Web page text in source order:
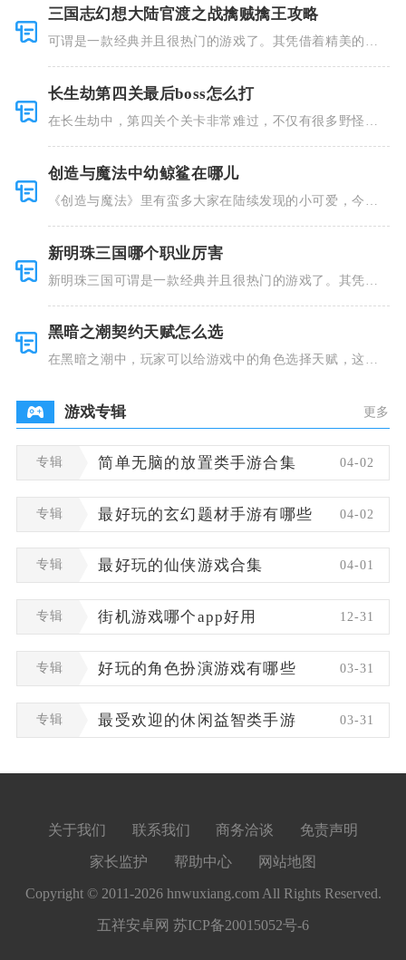
三国志幻想大陆官渡之战擒贼擒王攻略
可谓是一款经典并且很热门的游戏了。其凭借着精美的画
长生劫第四关最后boss怎么打
在长生劫中，第四关个关卡非常难过，不仅有很多野怪，
创造与魔法中幼鲸鲨在哪儿
《创造与魔法》里有蛮多大家在陆续发现的小可爱，今天
新明珠三国哪个职业厉害
新明珠三国可谓是一款经典并且很热门的游戏了。其凭借
黑暗之潮契约天赋怎么选
在黑暗之潮中，玩家可以给游戏中的角色选择天赋，这些
游戏专辑 更多
专辑 简单无脑的放置类手游合集 04-02
专辑 最好玩的玄幻题材手游有哪些 04-02
专辑 最好玩的仙侠游戏合集 04-01
专辑 街机游戏哪个app好用 12-31
专辑 好玩的角色扮演游戏有哪些 03-31
专辑 最受欢迎的休闲益智类手游 03-31
关于我们 联系我们 商务洽谈 免责声明
家长监护 帮助中心 网站地图
Copyright © 2011-2026 hnwuxiang.com All Rights Reserved.
五祥安卓网 苏ICP备20015052号-6